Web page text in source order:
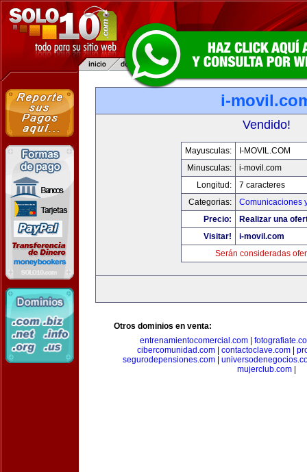
i-
Vendido!
Mayusculas:
I-MOVIL.COM
Minusculas:
i-movil.com
Longitud:
7 caracteres
Categorias:
Comunicaciones
Precio:
Realizar una
Visitar!
i-movil.com
Serán consideradas
Otros dominios en venta:
entrenamientocomercial.com
cibercomunidad.com
contactoclave.com
segurodepensiones.com
mujerclub.com